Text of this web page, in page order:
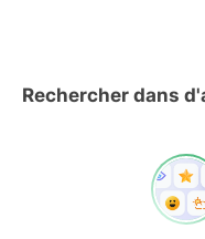
Rechercher dans